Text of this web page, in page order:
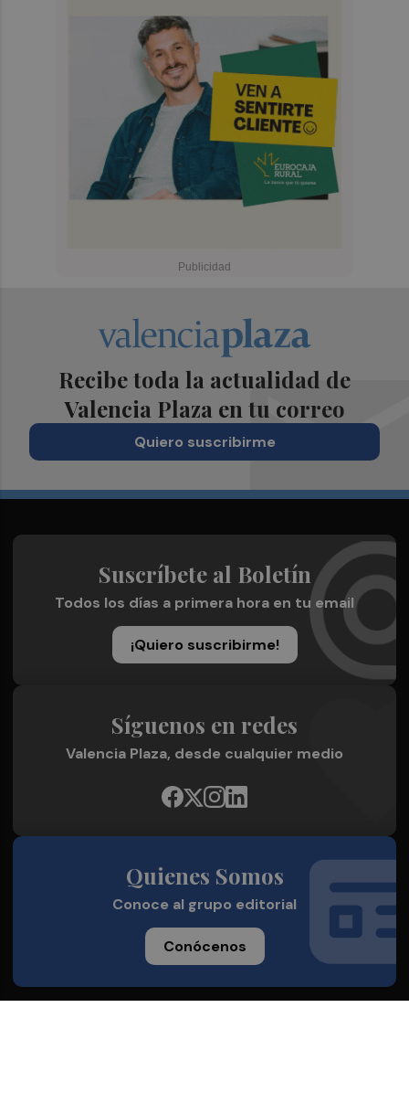
Recibe toda la actualidad de
Valencia Plaza en tu correo
Quiero suscribirme
Suscríbete al Boletín
Todos los días a primera hora en tu email
¡Quiero suscribirme!
Síguenos en redes
Valencia Plaza, desde cualquier medio
Quienes Somos
Conoce al grupo editorial
Conócenos